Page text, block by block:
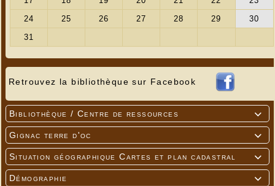
Retrouvez la bibliothèque sur Facebook

Bibliothèque / Centre de ressources

Gignac terre d'oc

Situation géographique Cartes et plan cadastral

Démographie